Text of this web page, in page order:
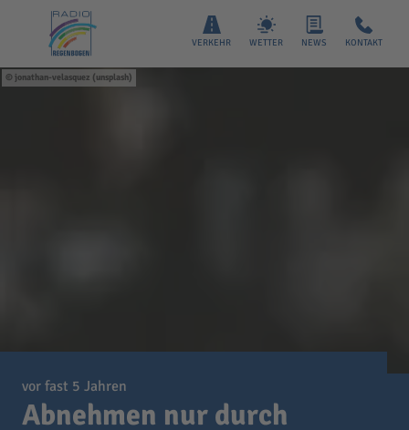
VERKEHR WETTER NEWS KONTAKT
jonathan-velasquez (unsplash)
vor fast 5 Jahren
Abnehmen nur durch